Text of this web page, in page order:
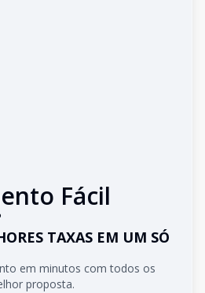
Fácil
TAXAS EM UM SÓ
em minutos com todos os
proposta.